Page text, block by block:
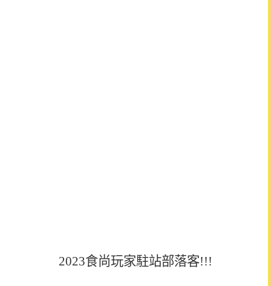
2023食尚玩家駐站部落客!!!